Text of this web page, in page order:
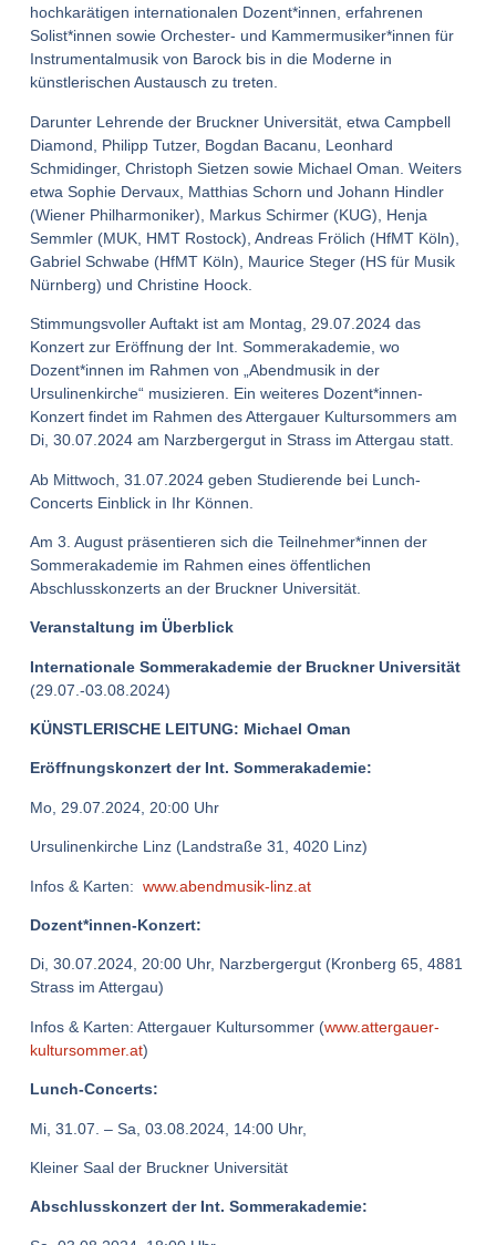
hochkarätigen internationalen Dozent*innen, erfahrenen
Solist*innen sowie Orchester- und Kammermusiker*innen für
Instrumentalmusik von Barock bis in die Moderne in
künstlerischen Austausch zu treten.
Darunter Lehrende der Bruckner Universität, etwa Campbell
Diamond, Philipp Tutzer, Bogdan Bacanu, Leonhard
Schmidinger, Christoph Sietzen sowie Michael Oman. Weiters
etwa Sophie Dervaux, Matthias Schorn und Johann Hindler
(Wiener Philharmoniker), Markus Schirmer (KUG), Henja
Semmler (MUK, HMT Rostock), Andreas Frölich (HfMT Köln),
Gabriel Schwabe (HfMT Köln), Maurice Steger (HS für Musik
Nürnberg) und Christine Hoock.
Stimmungsvoller Auftakt ist am Montag, 29.07.2024 das
Konzert zur Eröffnung der Int. Sommerakademie, wo
Dozent*innen im Rahmen von „Abendmusik in der
Ursulinenkirche“ musizieren. Ein weiteres Dozent*innen-
Konzert findet im Rahmen des Attergauer Kultursommers am
Di, 30.07.2024 am Narzbergergut in Strass im Attergau statt.
Ab Mittwoch, 31.07.2024 geben Studierende bei Lunch-
Concerts Einblick in Ihr Können.
Am 3. August präsentieren sich die Teilnehmer*innen der
Sommerakademie im Rahmen eines öffentlichen
Abschlusskonzerts an der Bruckner Universität.
Veranstaltung im Überblick
Internationale Sommerakademie der Bruckner Universität
(29.07.-03.08.2024)
KÜNSTLERISCHE LEITUNG: Michael Oman
Eröffnungskonzert der Int. Sommerakademie:
Mo, 29.07.2024, 20:00 Uhr
Ursulinenkirche Linz (Landstraße 31, 4020 Linz)
Infos & Karten: www.abendmusik-linz.at
Dozent*innen-Konzert:
Di, 30.07.2024, 20:00 Uhr, Narzbergergut (Kronberg 65, 4881
Strass im Attergau)
Infos & Karten: Attergauer Kultursommer (www.attergauer-
kultursommer.at)
Lunch-Concerts:
Mi, 31.07. – Sa, 03.08.2024, 14:00 Uhr,
Kleiner Saal der Bruckner Universität
Abschlusskonzert der Int. Sommerakademie: